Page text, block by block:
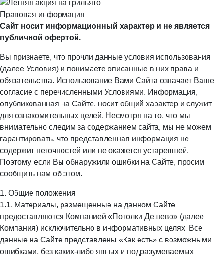
Правовая информация
Сайт носит информационный характер и не является
публичной офертой.
Вы признаете, что прочли данные условия использования
(далее Условия) и понимаете описанные в них права и
обязательства. Использование Вами Сайта означает Ваше
согласие с перечисленными Условиями. Информация,
опубликованная на Сайте, носит общий характер и служит
для ознакомительных целей. Несмотря на то, что мы
внимательно следим за содержанием сайта, мы не можем
гарантировать, что представленная информация не
содержит неточностей или не окажется устаревшей.
Поэтому, если Вы обнаружили ошибки на Сайте, просим
сообщить нам об этом.
1. Общие положения
1.1. Материалы, размещенные на данном Сайте
предоставляются Компанией «Потолки Дешево» (далее
Компания) исключительно в информативных целях. Все
данные на Сайте представлены «Как есть» с возможными
ошибками, без каких-либо явных и подразумеваемых